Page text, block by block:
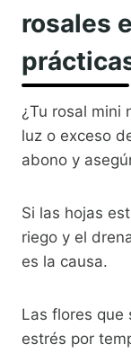
rosales
¿Tu rosal mini
luz o exceso
abono y
Si las hojas
riego y el
es la causa.
Las flores que
estrés por